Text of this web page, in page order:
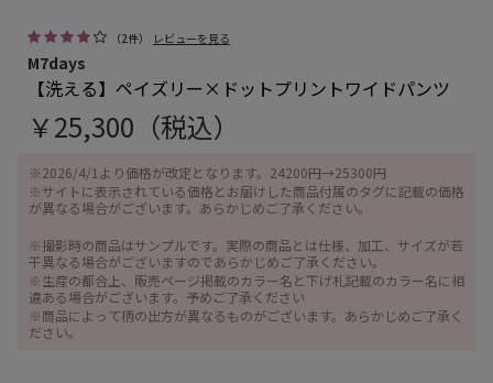
（2件） レビューを見る
M7days
【洗える】ペイズリー×ドットプリントワイドパンツ
￥25,300（税込）
※2026/4/1より価格が改定となります。24200円→25300円
※サイトに表示されている価格とお届けした商品付属のタグに記載の価格
が異なる場合がございます。あらかじめご了承ください。
※撮影時の商品はサンプルです。実際の商品とは仕様、加工、サイズが若
干異なる場合がございますのであらかじめご了承ください。
※生産の都合上、販売ページ掲載のカラー名と下げ札記載のカラー名に相
違ある場合がございます。予めご了承ください
※商品によって柄の出方が異なるものがございます。あらかじめご了承く
ださい。